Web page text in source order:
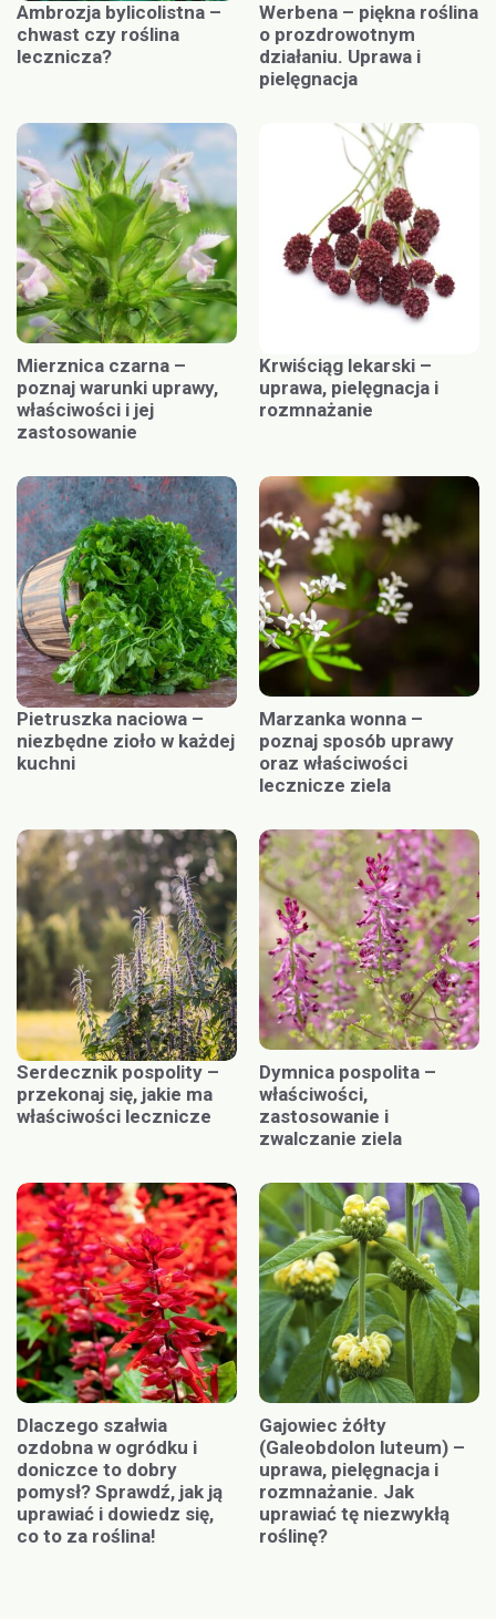
Ambrozja bylicolistna –
chwast czy roślina
lecznicza?
Werbena – piękna roślina
o prozdrowotnym
działaniu. Uprawa i
pielęgnacja
Mierznica czarna –
poznaj warunki uprawy,
właściwości i jej
zastosowanie
Krwiściąg lekarski –
uprawa, pielęgnacja i
rozmnażanie
Pietruszka naciowa –
niezbędne zioło w każdej
kuchni
Marzanka wonna –
poznaj sposób uprawy
oraz właściwości
lecznicze ziela
Serdecznik pospolity –
przekonaj się, jakie ma
właściwości lecznicze
Dymnica pospolita –
właściwości,
zastosowanie i
zwalczanie ziela
Dlaczego szałwia
ozdobna w ogródku i
doniczce to dobry
pomysł? Sprawdź, jak ją
uprawiać i dowiedz się,
co to za roślina!
Gajowiec żółty
(Galeobdolon luteum) –
uprawa, pielęgnacja i
rozmnażanie. Jak
uprawiać tę niezwykłą
roślinę?